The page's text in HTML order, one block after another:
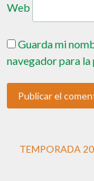
Web
Guarda mi
navegador para la
TEMPORADA